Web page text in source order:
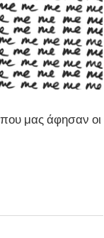
που μας άφησαν οι